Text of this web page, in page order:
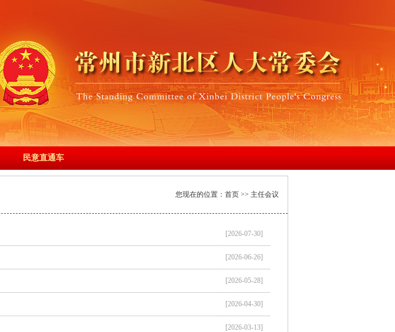
民意直通车
您现在的位置： 首页 >> 主任会议
[2026-07-30]
[2026-06-26]
[2026-05-28]
[2026-04-30]
[2026-03-13]